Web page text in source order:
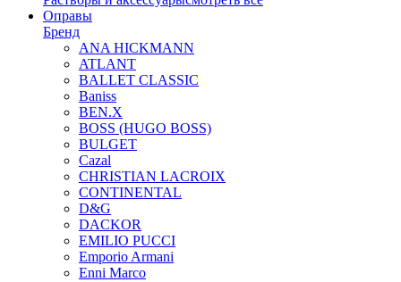
Оправы
Бренд
ANA HICKMANN
ATLANT
BALLET CLASSIC
Baniss
BEN.X
BOSS (HUGO BOSS)
BULGET
Cazal
CHRISTIAN LACROIX
CONTINENTAL
D&G
DACKOR
EMILIO PUCCI
Emporio Armani
Enni Marco